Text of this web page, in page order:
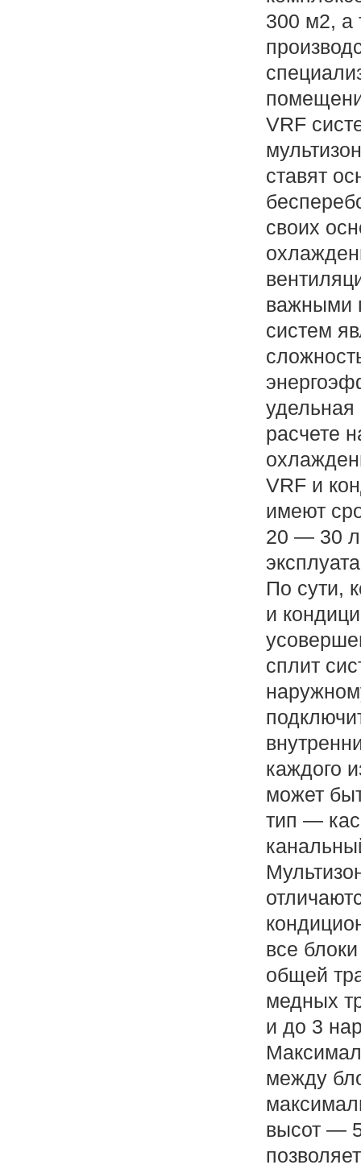
300 м2, а
VRF
ставят
своих
важными
систем
удельная
расчете
VRF и
имеют
20 — 30
По сути,
и
сплит
каждого
может
тип —
все
общей
медных
и до 3
между
высот —